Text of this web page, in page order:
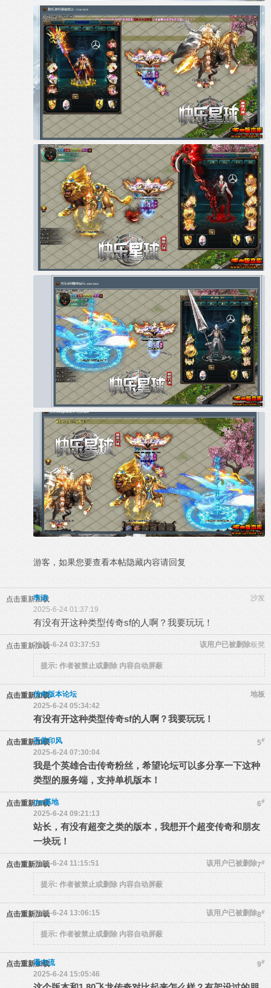
游客，如果您要查看本帖隐藏内容请回复
点击重新加载 沙发
李涛
2025-6-24 01:37:19
有没有开这种类型传奇sf的人啊？我要玩玩！
点击重新加载 板凳
该用户已被删除
2025-6-24 03:37:53
提示: 作者被禁止或删除 内容自动屏蔽
点击重新加载 地板
传奇版本论坛
2025-6-24 05:34:42
有没有开这种类型传奇sf的人啊？我要玩玩！
点击重新加载 5#
吾昔印风
2025-6-24 07:30:04
我是个英雄合击传奇粉丝，希望论坛可以多分享一下这种
类型的服务端，支持单机版本！
点击重新加载 6#
gm基地
2025-6-24 09:21:13
站长，有没有超变之类的版本，我想开个超变传奇和朋友
一块玩！
点击重新加载 7#
该用户已被删除
2025-6-24 11:15:51
提示: 作者被禁止或删除 内容自动屏蔽
点击重新加载 8#
该用户已被删除
2025-6-24 13:06:15
提示: 作者被禁止或删除 内容自动屏蔽
点击重新加载 9#
瀑布流
2025-6-24 15:05:46